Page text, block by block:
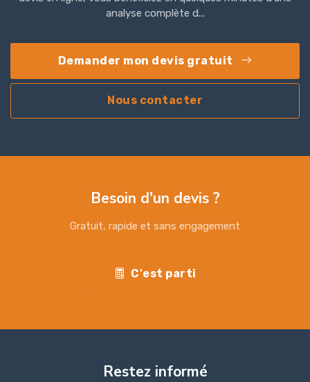
analyse complète d...
Demander mon devis gratuit
Nous contacter
Besoin d'un devis ?
Gratuit, rapide et sans engagement
C'est parti
Restez informé